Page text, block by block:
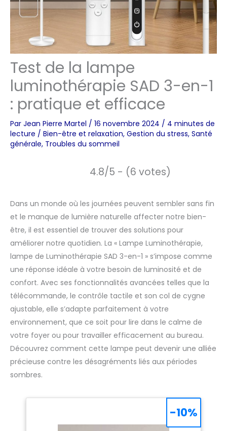
Test de la lampe
luminothérapie SAD 3-en-1
: pratique et efficace
Par Jean Pierre Martel / 16 novembre 2024 / 4 minutes de
lecture / Bien-être et relaxation, Gestion du stress, Santé
générale, Troubles du sommeil
4.8/5 - (6 votes)
Dans un monde où les journées peuvent sembler sans fin
et le manque de lumière naturelle affecter notre bien-
être, il est essentiel de trouver des solutions pour
améliorer notre quotidien. La « Lampe Luminothérapie,
lampe de Luminothérapie SAD 3-en-1 » s’impose comme
une réponse idéale à votre besoin de luminosité et de
confort. Avec ses fonctionnalités avancées telles que la
télécommande, le contrôle tactile et son col de cygne
ajustable, elle s’adapte parfaitement à votre
environnement, que ce soit pour lire dans le calme de
votre foyer ou pour travailler efficacement au bureau.
Découvrez comment cette lampe peut devenir une alliée
précieuse contre les désagréments liés aux périodes
sombres.
-10%